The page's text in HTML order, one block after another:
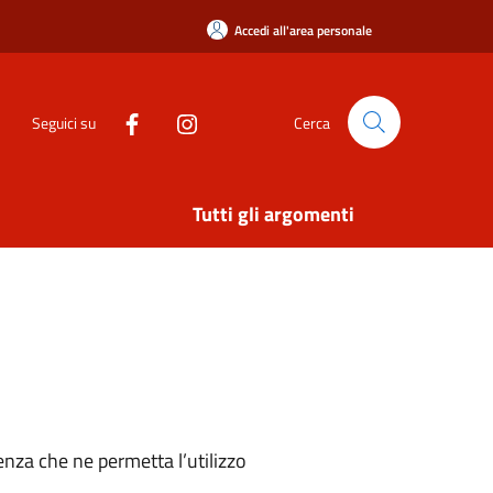
Accedi all'area personale
Seguici su Cerca
Tutti gli argomenti
che ne permetta l’utilizzo